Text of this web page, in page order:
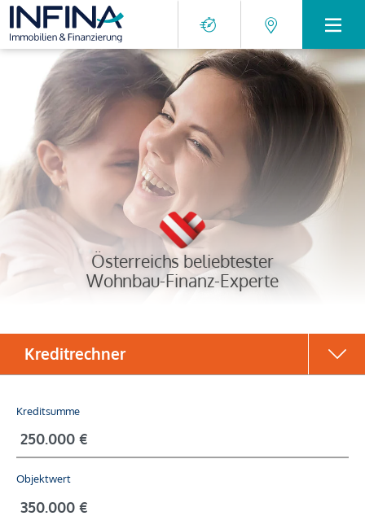
Österreichs beliebtester
Wohnbau-Finanz-Experte
Kreditsumme
Objektwert
Kreditrechner